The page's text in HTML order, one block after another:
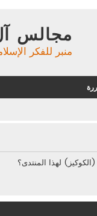
مجالس
منبر للفكر
لهذا المنتدى؟